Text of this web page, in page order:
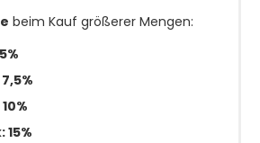
beim Kauf größerer Mengen:
15%